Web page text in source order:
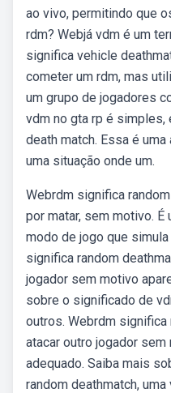
ao vivo, permitindo que
rdm? Webjá vdm é um
significa vehicle
cometer um rdm, mas
um grupo de jogadores
vdm no gta rp é
death match. Essa é
uma situação onde um.
Webrdm significa
por matar, sem motivo. É
modo de jogo que
significa random
jogador sem motivo
sobre o significado de
outros. Webrdm significa
atacar outro jogador
adequado. Saiba mais
random deathmatch,